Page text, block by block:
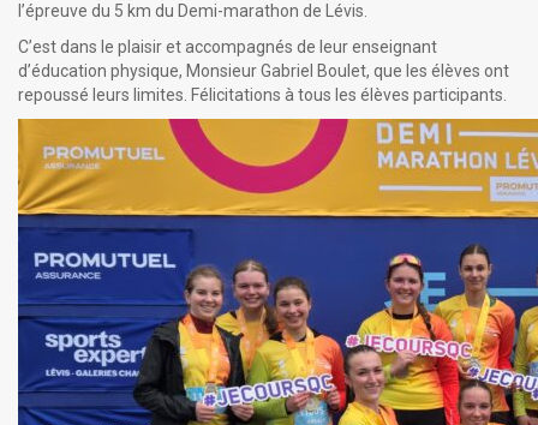
l’épreuve du 5 km du Demi-marathon de Lévis.
C’est dans le plaisir et accompagnés de leur enseignant
d’éducation physique, Monsieur Gabriel Boulet, que les élèves ont
repoussé leurs limites. Félicitations à tous les élèves participants.